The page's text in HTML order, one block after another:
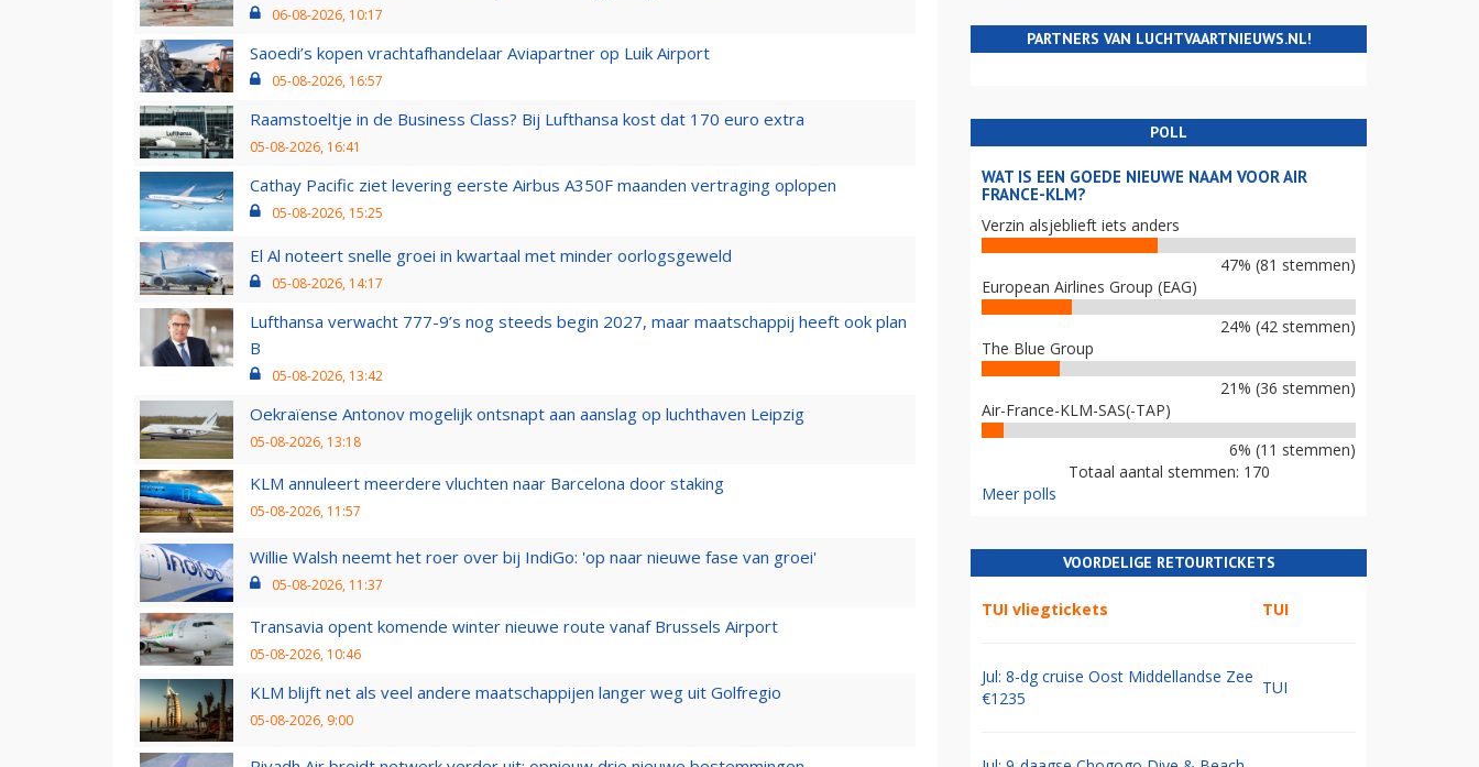
06-08-2026, 10:17
Saoedi’s kopen vrachtafhandelaar Aviapartner op Luik Airport
05-08-2026, 16:57
Raamstoeltje in de Business Class? Bij Lufthansa kost dat 170 euro extra
05-08-2026, 16:41
Cathay Pacific ziet levering eerste Airbus A350F maanden vertraging oplopen
05-08-2026, 15:25
El Al noteert snelle groei in kwartaal met minder oorlogsgeweld
05-08-2026, 14:17
Lufthansa verwacht 777-9’s nog steeds begin 2027, maar maatschappij heeft ook plan
B
05-08-2026, 13:42
Oekraïense Antonov mogelijk ontsnapt aan aanslag op luchthaven Leipzig
05-08-2026, 13:18
KLM annuleert meerdere vluchten naar Barcelona door staking
05-08-2026, 11:57
Willie Walsh neemt het roer over bij IndiGo: 'op naar nieuwe fase van groei'
05-08-2026, 11:37
Transavia opent komende winter nieuwe route vanaf Brussels Airport
05-08-2026, 10:46
KLM blijft net als veel andere maatschappijen langer weg uit Golfregio
05-08-2026, 9:00
PARTNERS VAN LUCHTVAARTNIEUWS.NL!
POLL
WAT IS EEN GOEDE NIEUWE NAAM VOOR AIR
FRANCE-KLM?
Verzin alsjeblieft iets anders
47% (81 stemmen)
European Airlines Group (EAG)
24% (42 stemmen)
The Blue Group
21% (36 stemmen)
Air-France-KLM-SAS(-TAP)
6% (11 stemmen)
Totaal aantal stemmen: 170
Meer polls
VOORDELIGE RETOURTICKETS
TUI vliegtickets TUI
Jul: 8-dg cruise Oost Middellandse Zee
€1235
TUI